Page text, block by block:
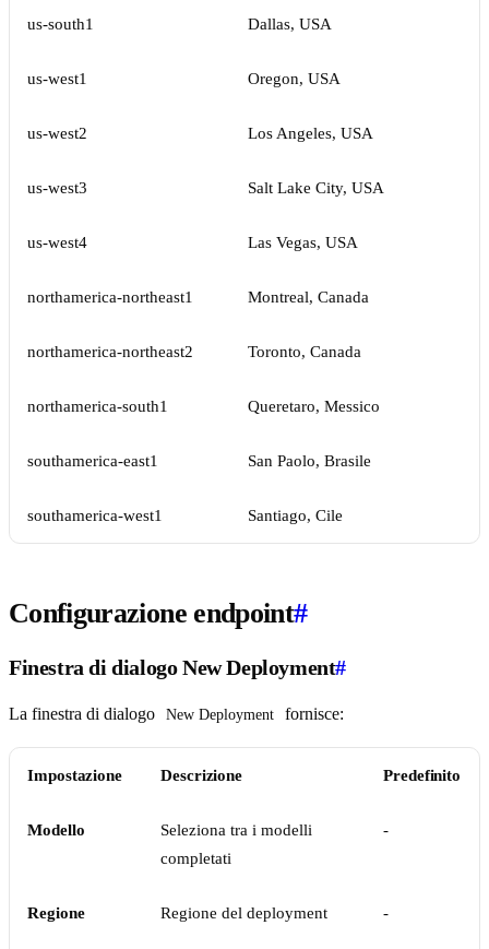
us-south1 Dallas, USA
us-west1 Oregon, USA
us-west2 Los Angeles, USA
us-west3 Salt Lake City, USA
us-west4 Las Vegas, USA
northamerica-northeast1 Montreal, Canada
northamerica-northeast2 Toronto, Canada
northamerica-south1 Queretaro, Messico
southamerica-east1 San Paolo, Brasile
southamerica-west1 Santiago, Cile
Configurazione endpoint#
Finestra di dialogo New Deployment#
La finestra di dialogo New Deployment fornisce:
Impostazione Descrizione Predefinito
Modello
Seleziona tra i modelli
completati
-
Regione Regione del deployment -